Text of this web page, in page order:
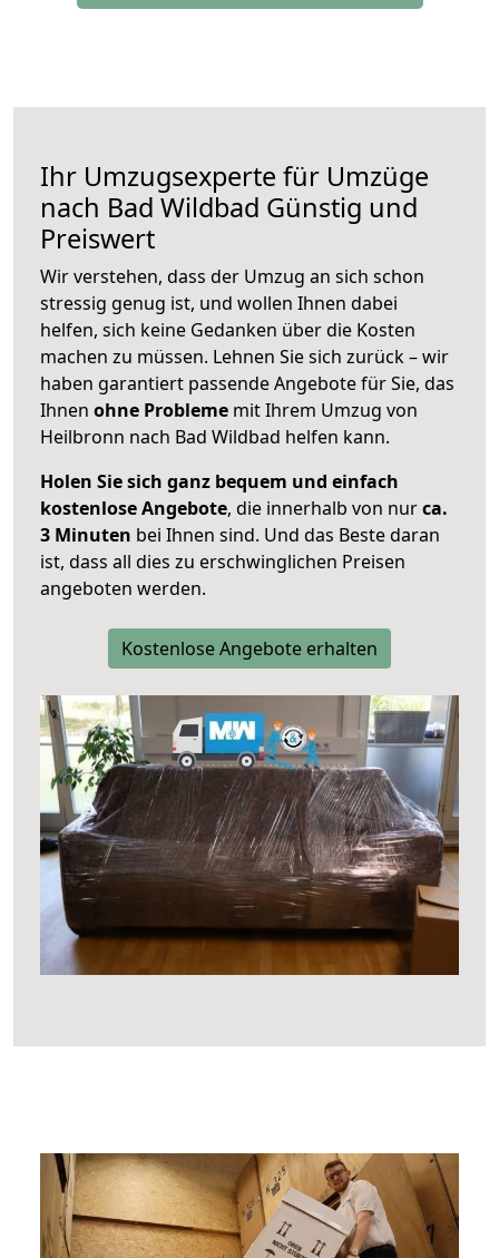
Ihr Umzugsexperte für Umzüge
nach Bad Wildbad Günstig und
Preiswert
Wir verstehen, dass der Umzug an sich schon
stressig genug ist, und wollen Ihnen dabei
helfen, sich keine Gedanken über die Kosten
machen zu müssen. Lehnen Sie sich zurück – wir
haben garantiert passende Angebote für Sie, das
Ihnen ohne Probleme mit Ihrem Umzug von
Heilbronn nach Bad Wildbad helfen kann.
Holen Sie sich ganz bequem und einfach
kostenlose Angebote, die innerhalb von nurca.
3 Minuten bei Ihnen sind. Und das Beste daran
ist, dass all dies zu erschwinglichen Preisen
angeboten werden.
Kostenlose Angebote erhalten